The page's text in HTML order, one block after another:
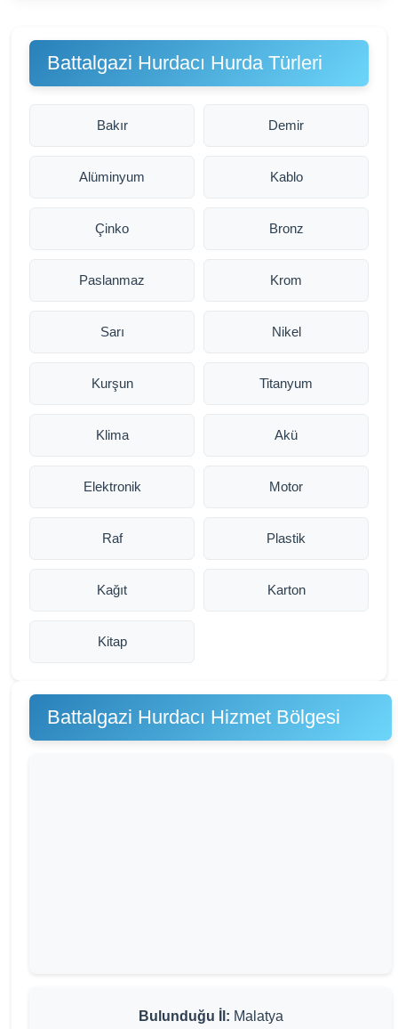
Battalgazi Hurdacı Hurda Türleri
Bakır Demir
Alüminyum Kablo
Çinko Bronz
Paslanmaz Krom
Sarı Nikel
Kurşun Titanyum
Klima Akü
Elektronik Motor
Raf Plastik
Kağıt Karton
Kitap
Battalgazi Hurdacı Hizmet Bölgesi
Bulunduğu İl: Malatya